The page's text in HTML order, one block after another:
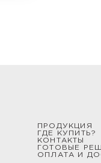
ПРОДУКЦИЯ
ГДЕ КУПИТЬ?
КОНТАКТЫ
ГОТОВЫЕ
ОПЛАТА И